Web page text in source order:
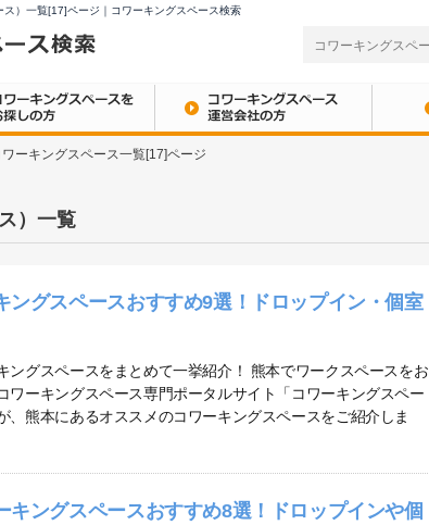
）一覧[17]ページ｜コワーキングスペース検索
ワーキングスペース一覧[17]ページ
）一覧
ングスペースおすすめ9選！ドロップイン・個室
ングスペースをまとめて一挙紹介！ 熊本でワークスペースをお
ワーキングスペース専門ポータルサイト「コワーキングスペー
、熊本にあるオススメのコワーキングスペースをご紹介しま
キングスペースおすすめ8選！ドロップインや個